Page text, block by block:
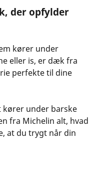
der opfylder
kører under
eller is, er dæk fra
perfekte til dine
under barske
fra Michelin alt, hvad
at du trygt når din